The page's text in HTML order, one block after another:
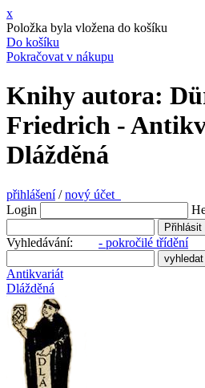
x
Položka byla vložena do košíku
Do košíku
Pokračovat v nákupu
Knihy autora:
Friedrich -
Dlážděná
přihlášení/nový účet
Login
Vyhledávání: - pokročilé třídění
Antikvariát
Dlážděná